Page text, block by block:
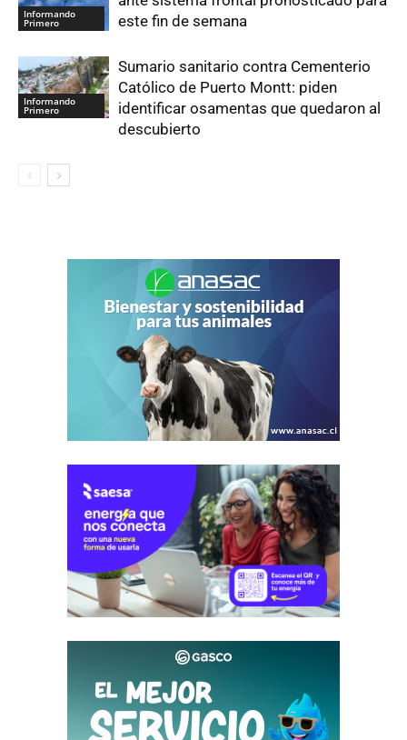
Informando
Primero
este fin de semana
Informando
Primero
Sumario sanitario contra Cementerio
Católico de Puerto Montt: piden
identificar osamentas que quedaron al
descubierto